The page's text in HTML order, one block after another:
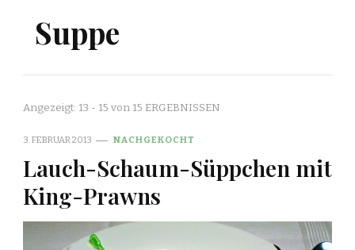
Suppe
Angezeigt: 13 - 15 von 15 ERGEBNISSEN
3. FEBRUAR 2013 NACHGEKOCHT
Lauch-Schaum-Süppchen mit
King-Prawns